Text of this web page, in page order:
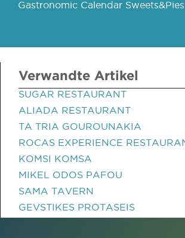
Gastronomic Calendar Sweets&Pies
Verwandte Artikel
SUGAR RESTAURANT
ALIADA RESTAURANT
TA TRIA GOUROUNAKIA
ROCAS EXPERIENCE
KOMSI KOMSA
MIKEL ODOS PAFOU
SAMA TAVERN
GEVSTIKES PROTASEIS